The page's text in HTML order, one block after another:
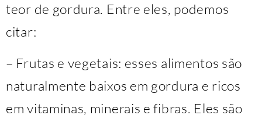
teor de gordura. Entre eles, podemos
citar:
– Frutas e vegetais: esses alimentos são
naturalmente baixos em gordura e ricos
em vitaminas, minerais e fibras. Eles são